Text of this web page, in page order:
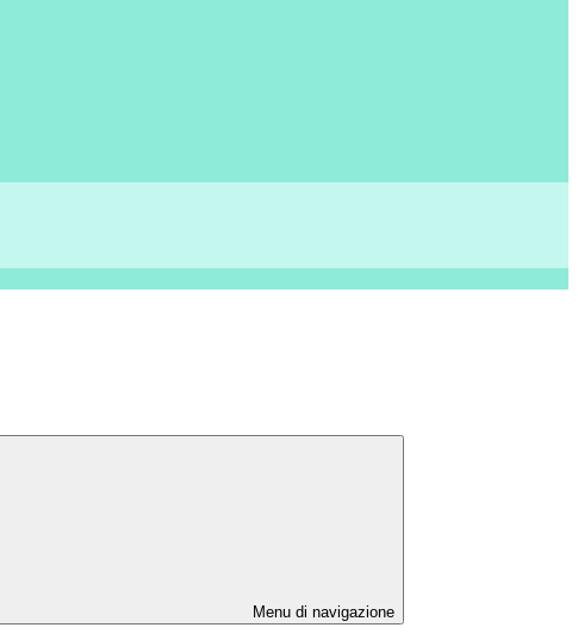
Menu di navigazione